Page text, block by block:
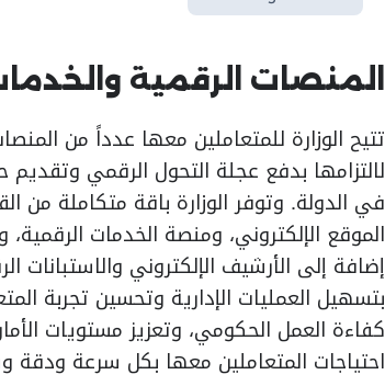
المنصات الرقمية
تتيح الوزارة للمتعاملين معها عدداً من
لالتزامها بدفع عجلة التحول الرقمي وتقديم
في الدولة. وتوفر الوزارة باقة متكاملة من
الموقع الإلكتروني، ومنصة الخدمات الرقمية،
إضافة إلى الأرشيف الإلكتروني والاستبانات
بتسهيل العمليات الإدارية وتحسين تجربة
كفاءة العمل الحكومي، وتعزيز مستويات
احتياجات المتعاملين معها بكل سرعة ودقة